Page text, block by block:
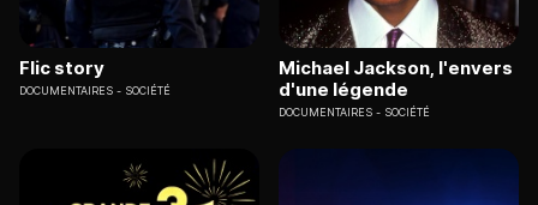
Flic story
DOCUMENTAIRES SOCIÉTÉ
Michael Jackson, l'envers
d'une légende
DOCUMENTAIRES SOCIÉTÉ